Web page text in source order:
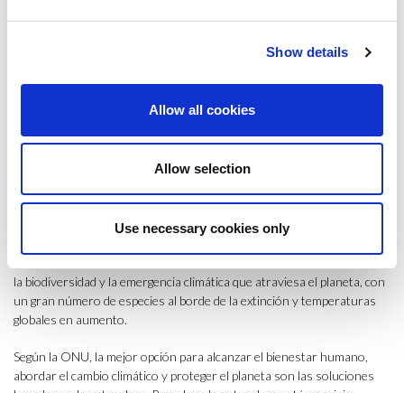
Show details
Allow all cookies
Allow selection
Use necessary cookies only
mediante la construcción de represas o los sistemas de riego, la
los insecticidas químicos empleados para controlar ciertos vectores
de enfermedades, la variabilidad y el cambio del clima, la migración, los
intencional) de agentes patógenos del ser humano.
Llamada a la acción
Consciente de la importancia de preservar la biodiversidad, en los
la biodiversidad y la emergencia climática que atraviesa el planeta, con
un gran número de especies al borde de la extinción y temperaturas
globales en aumento.
Según la ONU, la mejor opción para alcanzar el bienestar humano,
abordar el cambio climático y proteger el planeta son las soluciones